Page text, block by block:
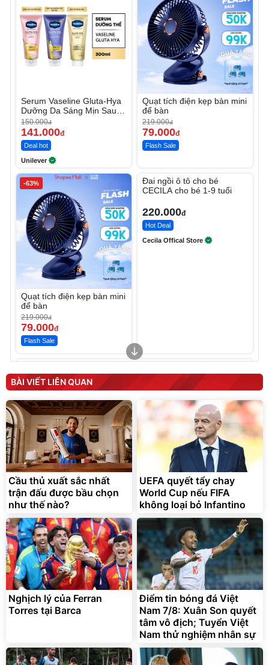
Serum Vaseline Gluta-Hya
Dưỡng Da Sáng Mịn Sau 7
Ngày
150.000đ
141.000đ
Deal hot
Unilever
Quạt tích điện kẹp bàn mini
để bàn
219.000đ
79.000đ
Flash Sale
-63%
Quạt tích điện kẹp bàn mini
để bàn
219.000đ
79.000đ
Flash Sale
Đai ngồi ô tô cho bé
CECILA cho bé 1-9 tuổi
220.000đ
Hot Deal
Cecila Offical Store
tức thì Vaseline Body
190.000đ
138.330đ
Discount
D2-001 - Thông Minh
3.000.000
2.200.000đ
Flash Sale
Unmute
Vali Bamozo Khung Nhôm
9066 Size 20/24/28 Cao
Cấp
1.000.000đ
825.000đ
Flash Sale
Lót ghế ôtô, nâng lưng
chống nóng giúp thoải mái
trong di chuyển
295.000đ
Đã bán nhiều
BÀI VIẾT LIÊN QUAN
Cầu thủ xuất sắc nhất
trận đấu được bầu chọn
như thế nào?
UEFA quyết tẩy chay
World Cup nếu FIFA
không loại bỏ Infantino
Nghịch lý của Ferran
Torres tại Barca
Điểm tin bóng đá Việt
Nam 7/8: Xuân Son quyết
tâm vô địch; Tuyển Việt
Nam thử nghiệm nhân sự